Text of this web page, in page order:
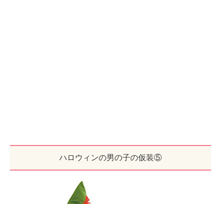
ハロウィンの男の子の仮装⑤